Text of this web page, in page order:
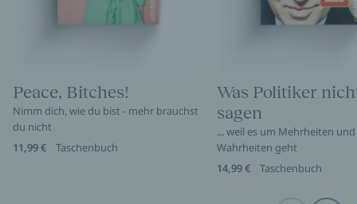
Peace, Bitches!
Nimm dich, wie du bist - mehr brauchst
du nicht
11,99 €
Taschenbuch
Was Politiker
sagen
... weil es um Mehrheiten
Wahrheiten geht
14,99 €
Taschenbuch